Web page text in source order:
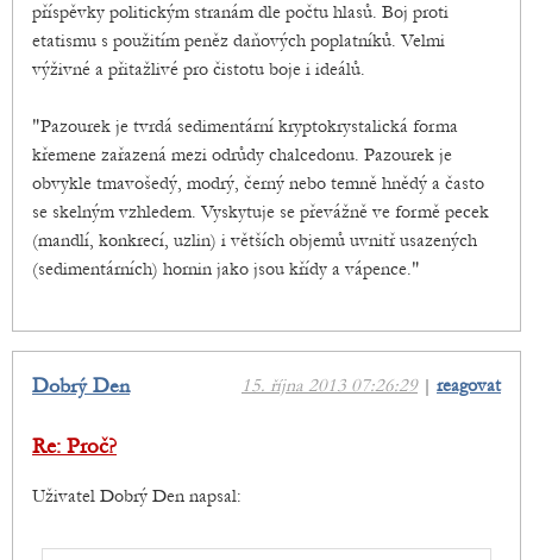
příspěvky politickým stranám dle počtu hlasů. Boj proti
etatismu s použitím peněz daňových poplatníků. Velmi
výživné a přitažlivé pro čistotu boje i ideálů.
"Pazourek je tvrdá sedimentární kryptokrystalická forma
křemene zařazená mezi odrůdy chalcedonu. Pazourek je
obvykle tmavošedý, modrý, černý nebo temně hnědý a často
se skelným vzhledem. Vyskytuje se převážně ve formě pecek
(mandlí, konkrecí, uzlin) i větších objemů uvnitř usazených
(sedimentárních) hornin jako jsou křídy a vápence."
15. října 2013 07:26:29| reagovat
Dobrý Den
Re: Proč?
Uživatel Dobrý Den napsal: